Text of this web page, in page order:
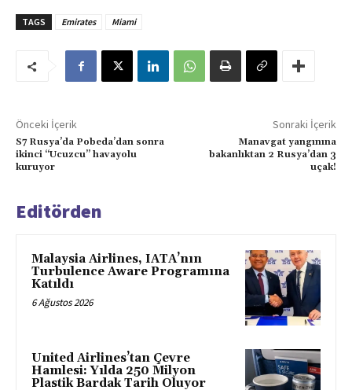
TAGS Emirates Miami
Önceki İçerik
S7 Rusya’da Pobeda’dan sonra
ikinci “Ucuzcu” havayolu
kuruyor
Sonraki İçerik
Manavgat yangınına
bakanlıktan 2 Rusya’dan 3
uçak!
Editörden
Malaysia Airlines, IATA’nın
Turbulence Aware Programına
Katıldı
6 Ağustos 2026
United Airlines’tan Çevre
Hamlesi: Yılda 250 Milyon
Plastik Bardak Tarih Oluyor